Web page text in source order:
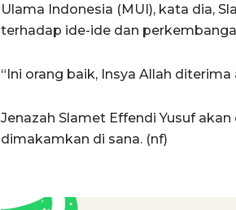
Ulama Indonesia (MUI), kata dia,
terhadap ide-ide dan
“Ini orang baik, Insya Allah
Jenazah Slamet Effendi Yusuf
dimakamkan di sana. (nf)